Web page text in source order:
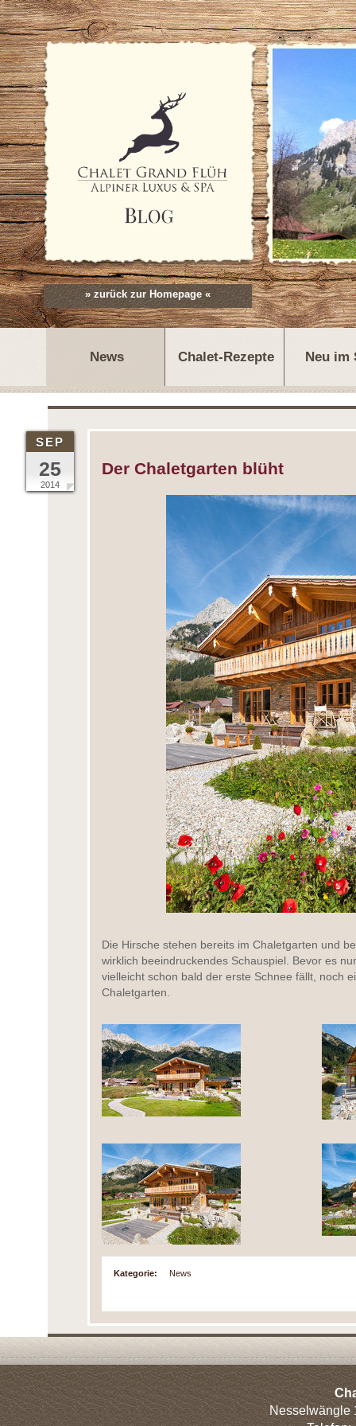
» zurück zur Homepage «
News Chalet-Rezepte Neu im
Der Chaletgarten blüht
2014
25
SEP
Die Hirsche stehen bereits im Chaletgarten und
wirklich beeindruckendes Schauspiel. Bevor es
vielleicht schon bald der erste Schnee fällt, noch
Chaletgarten.
Kategorie: News
Nesselwängle